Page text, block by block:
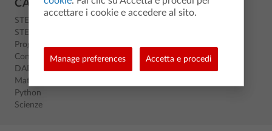
CATEGORIES
STEM
STEM
Programmazione
Conferenze
DAD
Matematica
Python
Scienze
accettare i cookie e accedere al sito.
Manage preferences Accetta e procedi